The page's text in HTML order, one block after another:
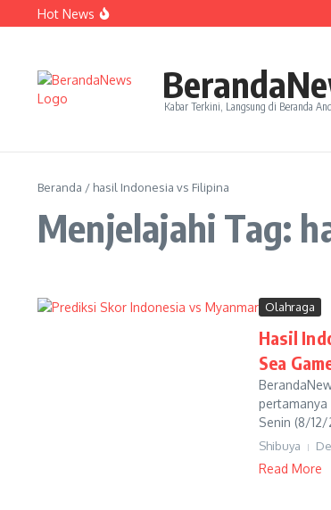
Lewati ke konten
Hot News
Janji Roberto Mancini usai Jadi Pelatih
Kabar Terkini, Langsung di Beranda
Beranda / hasil Indonesia vs Filipina
Menjelajahi Tag:
Olahraga
Hasil
Sea
pertamanya
Senin (8/
Shibuya
Read More